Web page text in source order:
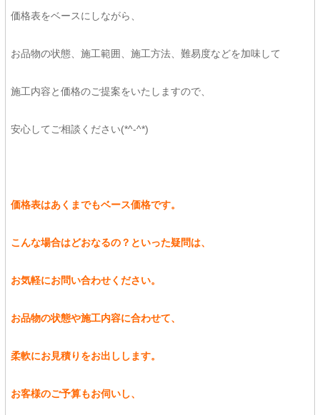
価格表をベースにしながら、
お品物の状態、施工範囲、施工方法、難易度などを加味して
施工内容と価格のご提案をいたしますので、
安心してご相談ください(*^-^*)
価格表はあくまでもベース価格です。
こんな場合はどおなるの？といった疑問は、
お気軽にお問い合わせください。
お品物の状態や施工内容に合わせて、
柔軟にお見積りをお出しします。
お客様のご予算もお伺いし、